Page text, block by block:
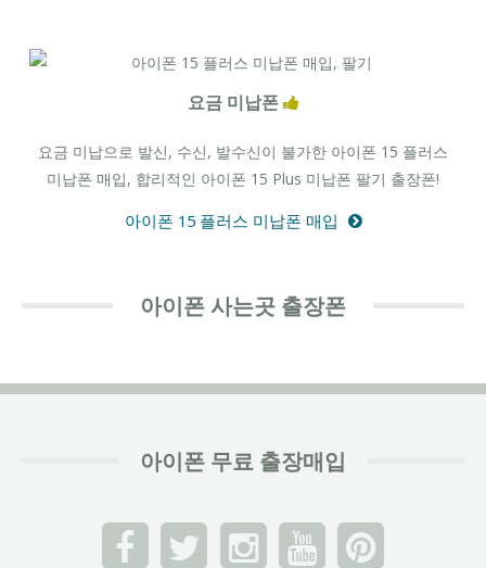
요금 미납폰
요금 미납으로 발신, 수신, 발수신이 불가한 아이폰 15 플러스
미납폰 매입, 합리적인 아이폰 15 Plus 미납폰 팔기 출장폰!
아이폰 15 플러스 미납폰 매입
아이폰 사는곳 출장폰
아이폰 무료 출장매입